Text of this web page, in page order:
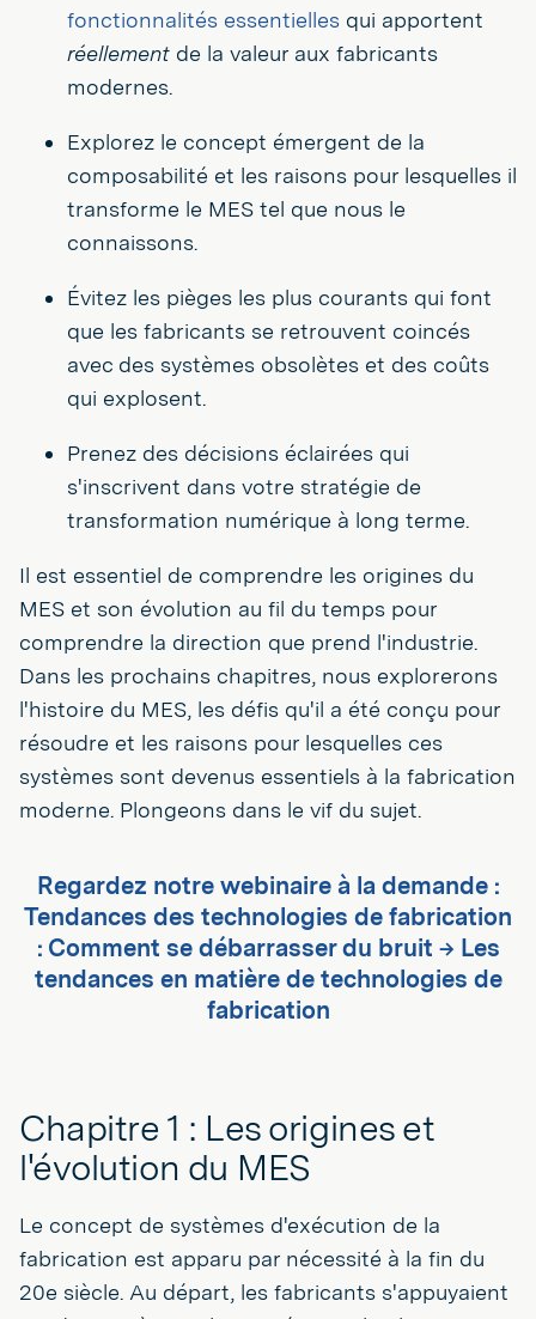
fonctionnalités essentielles qui apportent
réellement de la valeur aux fabricants
modernes.
Explorez le concept émergent de la
composabilité et les raisons pour lesquelles il
transforme le MES tel que nous le
connaissons.
Évitez les pièges les plus courants qui font
que les fabricants se retrouvent coincés
avec des systèmes obsolètes et des coûts
qui explosent.
Prenez des décisions éclairées qui
s'inscrivent dans votre stratégie de
transformation numérique à long terme.
Il est essentiel de comprendre les origines du
MES et son évolution au fil du temps pour
comprendre la direction que prend l'industrie.
Dans les prochains chapitres, nous explorerons
l'histoire du MES, les défis qu'il a été conçu pour
résoudre et les raisons pour lesquelles ces
systèmes sont devenus essentiels à la fabrication
moderne. Plongeons dans le vif du sujet.
Regardez notre webinaire à la demande :
Tendances des technologies de fabrication
: Comment se débarrasser du bruit → Les
tendances en matière de technologies de
fabrication
Chapitre 1 : Les origines et
l'évolution du MES
Le concept de systèmes d'exécution de la
fabrication est apparu par nécessité à la fin du
20e siècle. Au départ, les fabricants s'appuyaient